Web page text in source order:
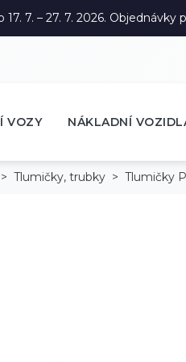
17. 7. – 27. 7. 2026.
VOZY NÁKLADNÍ
Tlumičky, trubky Tlumičky